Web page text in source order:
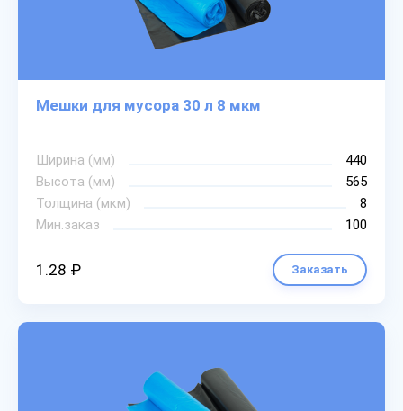
Мешки для мусора 30 л 8 мкм
Ширина (мм)
440
Высота (мм)
565
Толщина (мкм)
8
Мин.заказ
100
1.28 ₽ Заказать